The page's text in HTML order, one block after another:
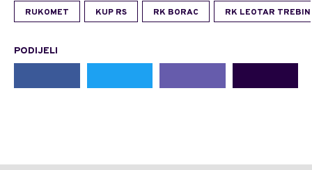
RUKOMET KUP RS RK BORAC RK LEOTAR
PODIJELI